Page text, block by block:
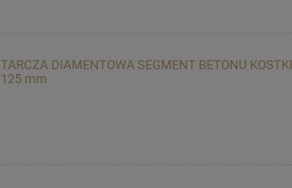
TARCZA DIAMENTOWA SEGMENT BETONU KOSTKI
125 mm